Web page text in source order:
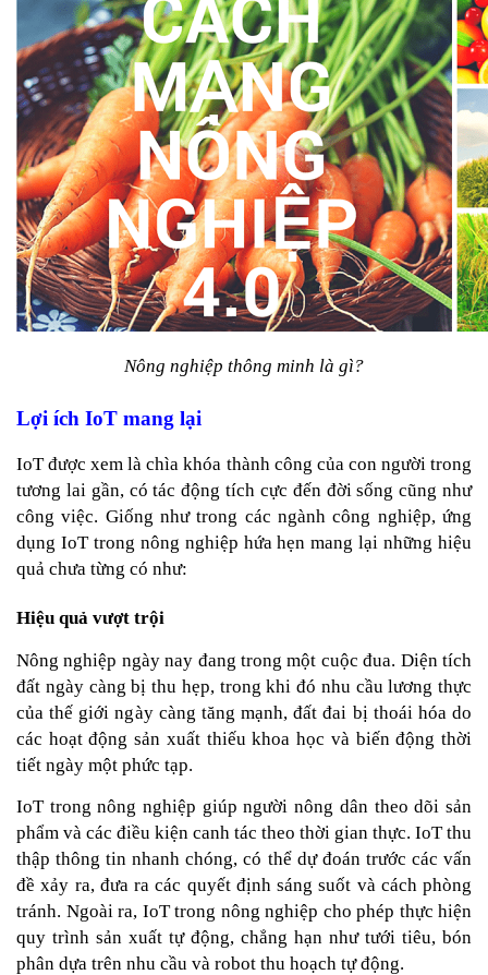
Nông nghiệp thông minh là gì?
Lợi ích IoT mang lại
IoT được xem là chìa khóa thành công của con người trong
tương lai gần, có tác động tích cực đến đời sống cũng như
công việc. Giống như trong các ngành công nghiệp, ứng
dụng IoT trong nông nghiệp hứa hẹn mang lại những hiệu
quả chưa từng có như:
Hiệu quả vượt trội
Nông nghiệp ngày nay đang trong một cuộc đua. Diện tích
đất ngày càng bị thu hẹp, trong khi đó nhu cầu lương thực
của thế giới ngày càng tăng mạnh, đất đai bị thoái hóa do
các hoạt động sản xuất thiếu khoa học và biến động thời
tiết ngày một phức tạp.
IoT trong nông nghiệp giúp người nông dân theo dõi sản
phẩm và các điều kiện canh tác theo thời gian thực. IoT thu
thập thông tin nhanh chóng, có thể dự đoán trước các vấn
đề xảy ra, đưa ra các quyết định sáng suốt và cách phòng
tránh. Ngoài ra, IoT trong nông nghiệp cho phép thực hiện
quy trình sản xuất tự động, chẳng hạn như tưới tiêu, bón
phân dựa trên nhu cầu và robot thu hoạch tự động.